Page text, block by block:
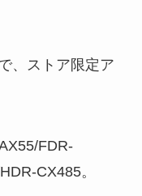
、ストア限定ア
FDR-
CX485。